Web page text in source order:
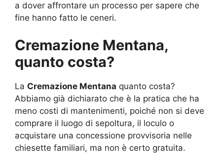
a dover affrontare un processo per sapere che
fine hanno fatto le ceneri.
Cremazione Mentana,
quanto costa?
La Cremazione Mentana quanto costa?
Abbiamo già dichiarato che è la pratica che ha
meno costi di mantenimenti, poiché non si deve
comprare il luogo di sepoltura, il loculo o
acquistare una concessione provvisoria nelle
chiesette familiari, ma non è certo gratuita.